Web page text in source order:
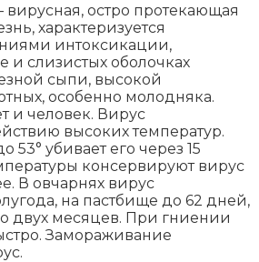
остро протекающая
характеризуется
интоксикации,
и слизистых оболочках
сыпи, высокой
особенно молодняка.
и человек. Вирус
высоких температур.
53° убивает его через 15
консервируют вирус
В овчарнях вирус
на пастбище до 62 дней,
двух месяцев. При гниении
Замораживание